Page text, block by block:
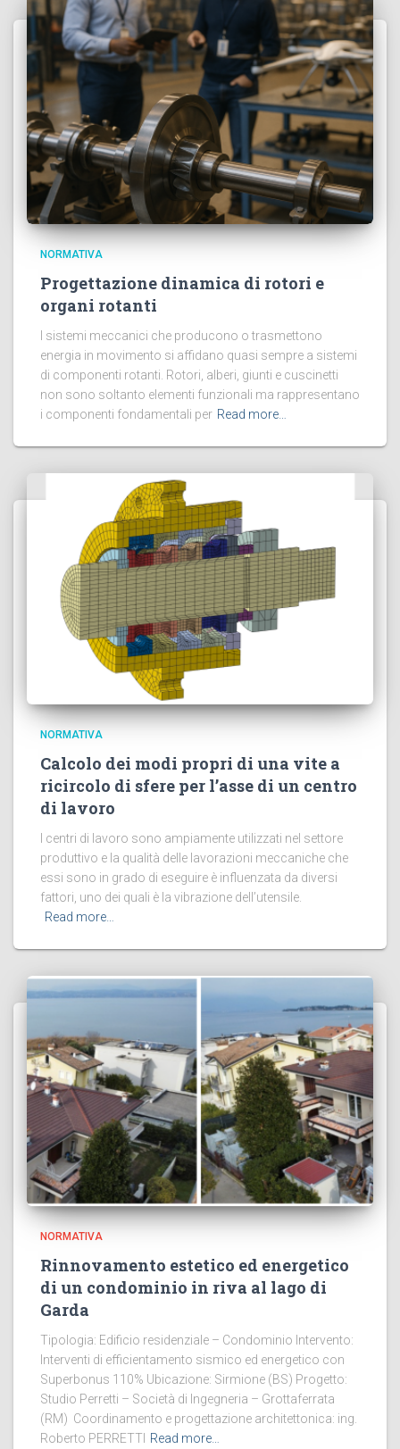
NORMATIVA
Progettazione dinamica di rotori e
organi rotanti
I sistemi meccanici che producono o trasmettono
energia in movimento si affidano quasi sempre a sistemi
di componenti rotanti. Rotori, alberi, giunti e cuscinetti
non sono soltanto elementi funzionali ma rappresentano
i componenti fondamentali per Read more…
NORMATIVA
Calcolo dei modi propri di una vite a
ricircolo di sfere per l’asse di un centro
di lavoro
I centri di lavoro sono ampiamente utilizzati nel settore
produttivo e la qualità delle lavorazioni meccaniche che
essi sono in grado di eseguire è influenzata da diversi
fattori, uno dei quali è la vibrazione dell’utensile.
Read more…
NORMATIVA
Rinnovamento estetico ed energetico
di un condominio in riva al lago di
Garda
Tipologia: Edificio residenziale – Condominio Intervento:
Interventi di efficientamento sismico ed energetico con
Superbonus 110% Ubicazione: Sirmione (BS) Progetto:
Studio Perretti – Società di Ingegneria – Grottaferrata
(RM) Coordinamento e progettazione architettonica: ing.
Roberto PERRETTI Read more…